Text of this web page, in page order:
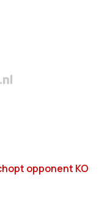
opponent KO